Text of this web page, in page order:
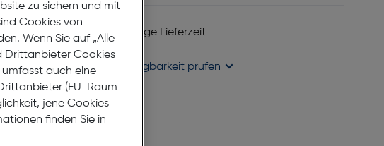
Lagernd | 6 bis 8 Werktage Lieferzeit
Nach Hause liefern
Selbstabholung in
Verfügbarkeit prüfen
zu sichern und mit
Cookies von
Wenn Sie auf „Alle
Drittanbieter Cookies
auch eine
(EU-Raum
jene Cookies
finden Sie in